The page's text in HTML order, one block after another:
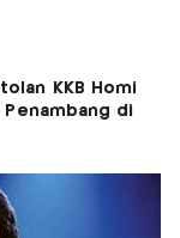
KKB Homi
Penambang di